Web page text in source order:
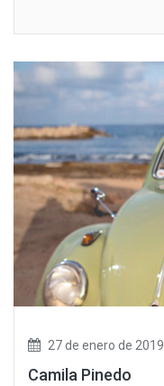
27 de enero de 2019
Camila Pinedo